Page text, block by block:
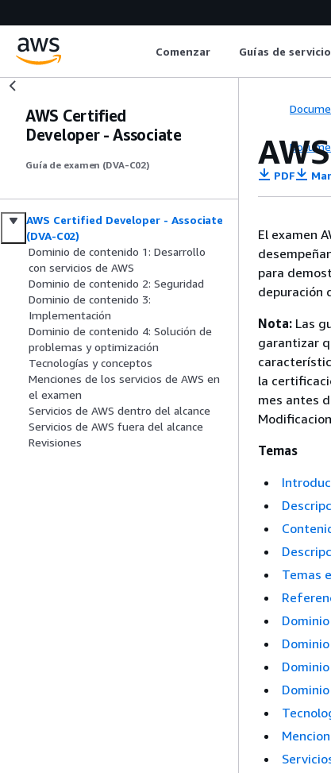
Comenzar Guías de servicio
AWS Certified
Developer - Associate
Guía de examen (DVA-C02)
AWS Certified Developer - Associate
(DVA-C02)
Dominio de contenido 1: Desarrollo
con servicios de AWS
Dominio de contenido 2: Seguridad
Dominio de contenido 3:
Implementación
Dominio de contenido 4: Solución de
problemas y optimización
Tecnologías y conceptos
Menciones de los servicios de AWS en
el examen
Servicios de AWS dentro del alcance
Servicios de AWS fuera del alcance
Revisiones
PDF
El examen
para
depuración
Nota: Las
garantizar
la
mes antes
Temas
Temas